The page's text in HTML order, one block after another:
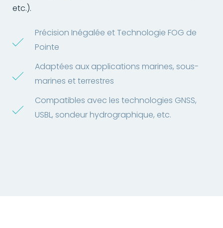
etc.).
Précision Inégalée et Technologie FOG de
Pointe
Adaptées aux applications marines, sous-
marines et terrestres
Compatibles avec les technologies GNSS,
USBL, sondeur hydrographique, etc.